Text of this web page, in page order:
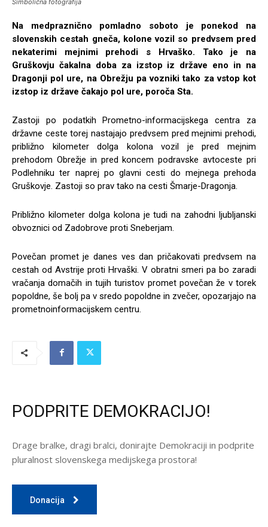
Na medpraznično pomladno soboto je ponekod na
slovenskih cestah gneča, kolone vozil so predvsem pred
nekaterimi mejnimi prehodi s Hrvaško. Tako je na
Gruškovju čakalna doba za izstop iz države eno in na
Dragonji pol ure, na Obrežju pa vozniki tako za vstop kot
izstop iz države čakajo pol ure, poroča Sta.
Zastoji po podatkih Prometno-informacijskega centra za
državne ceste torej nastajajo predvsem pred mejnimi prehodi,
približno kilometer dolga kolona vozil je pred mejnim
prehodom Obrežje in pred koncem podravske avtoceste pri
Podlehniku ter naprej po glavni cesti do mejnega prehoda
Gruškovje. Zastoji so prav tako na cesti Šmarje-Dragonja.
Približno kilometer dolga kolona je tudi na zahodni ljubljanski
obvoznici od Zadobrove proti Sneberjam.
Povečan promet je danes ves dan pričakovati predvsem na
cestah od Avstrije proti Hrvaški. V obratni smeri pa bo zaradi
vračanja domačih in tujih turistov promet povečan že v torek
popoldne, še bolj pa v sredo popoldne in zvečer, opozarjajo na
prometnoinformacijskem centru.
PODPRITE DEMOKRACIJO!
Drage bralke, dragi bralci, donirajte Demokraciji in podprite
pluralnost slovenskega medijskega prostora!
Donacija